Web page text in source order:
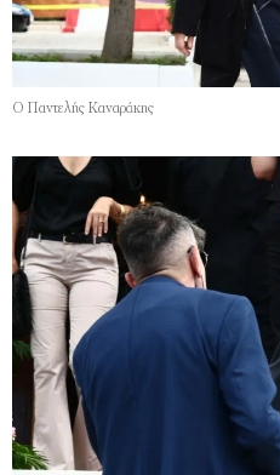
Ο Παντελής Καναράκης